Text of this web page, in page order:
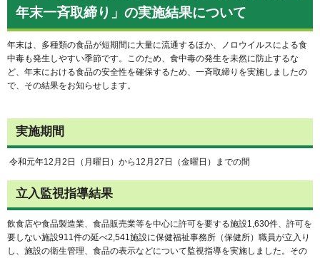
年末一斉取締り」の実施結果について
年末は、多種類の食品が短期間に大量に流通するほか、ノロウイルスによる食
中毒も発生しやすい季節です。このため、食中毒の発生を未然に防止するな
ど、年末における食品の安全性を確保するため、一斉取締りを実施しましたの
で、その結果をお知らせします。
実施期間
令和元年12月2日（月曜日）から12月27日（金曜日）までの間
立入監視指導結果
飲食店や食品製造業、食品販売業等を中心に許可を要する施設1,630件、許可を
要しない施設911件の延べ2,541施設に保健福祉事務所（保健所）職員が立入り
し、施設の衛生管理、食品の表示などについて監視指導を実施しました。その